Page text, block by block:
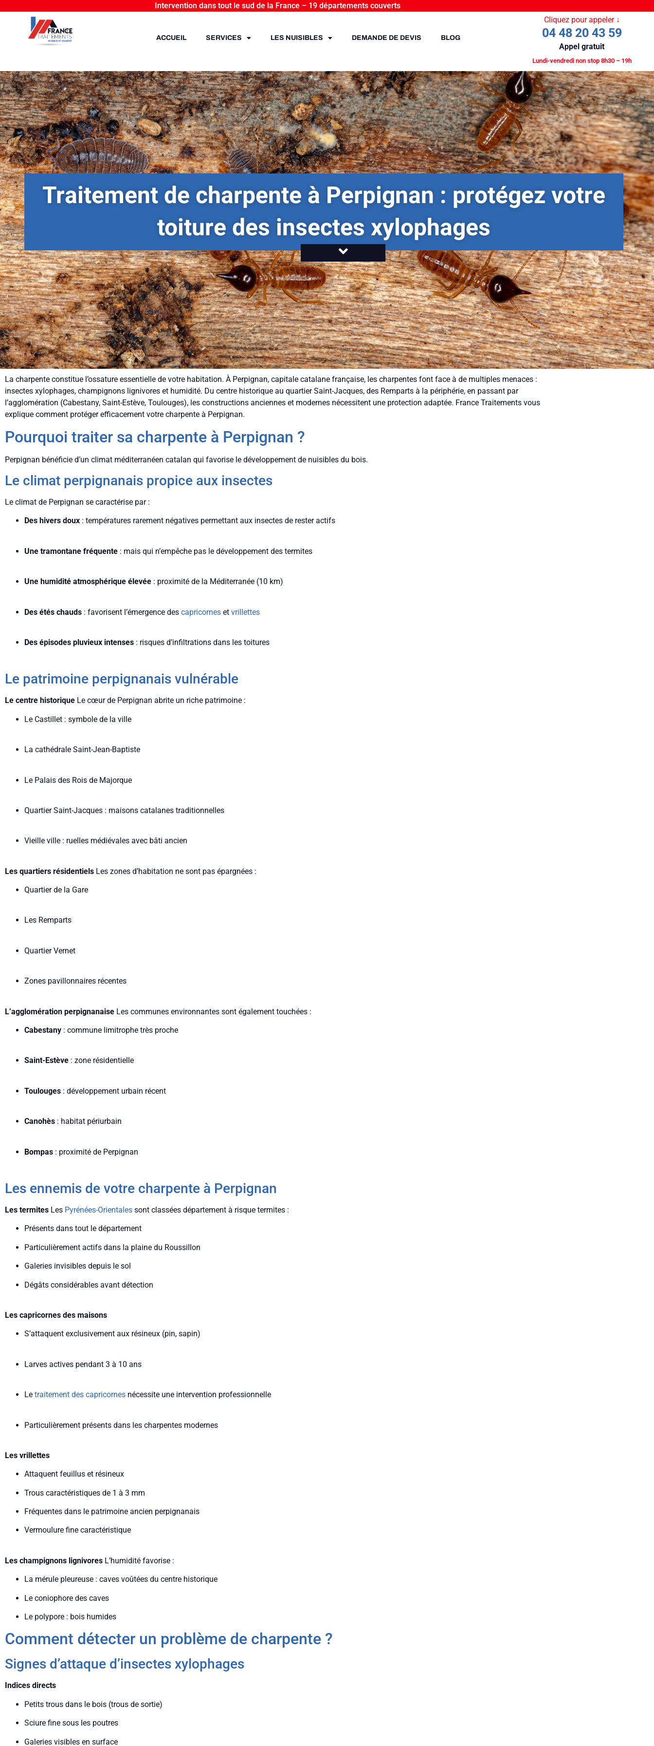
Intervention dans tout le sud de la France – 19 départements couverts
ACCUEIL SERVICES LES NUISIBLES DEMANDE DE DEVIS BLOG
Cliquez pour appeler ↓
04 48 20 43 59
Appel gratuit
Lundi-vendredi non stop 8h30 – 19h
Traitement de charpente à Perpignan : protégez votre
toiture des insectes xylophages
La charpente constitue l’ossature essentielle de votre habitation. À Perpignan, capitale catalane française, les charpentes font face à de multiples menaces :
insectes xylophages, champignons lignivores et humidité. Du centre historique au quartier Saint-Jacques, des Remparts à la périphérie, en passant par
l’agglomération (Cabestany, Saint-Estève, Toulouges), les constructions anciennes et modernes nécessitent une protection adaptée. France Traitements vous
explique comment protéger efficacement votre charpente à Perpignan.
Pourquoi traiter sa charpente à Perpignan ?
Perpignan bénéficie d’un climat méditerranéen catalan qui favorise le développement de nuisibles du bois.
Le climat perpignanais propice aux insectes
Le climat de Perpignan se caractérise par :
Des hivers doux : températures rarement négatives permettant aux insectes de rester actifs
Une tramontane fréquente : mais qui n’empêche pas le développement des termites
Une humidité atmosphérique élevée : proximité de la Méditerranée (10 km)
Des étés chauds : favorisent l’émergence des capricornes et vrillettes
Des épisodes pluvieux intenses : risques d’infiltrations dans les toitures
Le patrimoine perpignanais vulnérable
Le centre historique Le cœur de Perpignan abrite un riche patrimoine :
Le Castillet : symbole de la ville
La cathédrale Saint-Jean-Baptiste
Le Palais des Rois de Majorque
Quartier Saint-Jacques : maisons catalanes traditionnelles
Vieille ville : ruelles médiévales avec bâti ancien
Les quartiers résidentiels Les zones d’habitation ne sont pas épargnées :
Quartier de la Gare
Les Remparts
Quartier Vernet
Zones pavillonnaires récentes
L’agglomération perpignanaise Les communes environnantes sont également touchées :
Cabestany : commune limitrophe très proche
Saint-Estève : zone résidentielle
Toulouges : développement urbain récent
Canohès : habitat périurbain
Bompas : proximité de Perpignan
Les ennemis de votre charpente à Perpignan
Les termites Les Pyrénées-Orientales sont classées département à risque termites :
Présents dans tout le département
Particulièrement actifs dans la plaine du Roussillon
Galeries invisibles depuis le sol
Dégâts considérables avant détection
Les capricornes des maisons
S’attaquent exclusivement aux résineux (pin, sapin)
Larves actives pendant 3 à 10 ans
Le traitement des capricornes nécessite une intervention professionnelle
Particulièrement présents dans les charpentes modernes
Les vrillettes
Attaquent feuillus et résineux
Trous caractéristiques de 1 à 3 mm
Fréquentes dans le patrimoine ancien perpignanais
Vermoulure fine caractéristique
Les champignons lignivores L’humidité favorise :
La mérule pleureuse : caves voûtées du centre historique
Le coniophore des caves
Le polypore : bois humides
Comment détecter un problème de charpente ?
Signes d’attaque d’insectes xylophages
Indices directs
Petits trous dans le bois (trous de sortie)
Sciure fine sous les poutres
Galeries visibles en surface